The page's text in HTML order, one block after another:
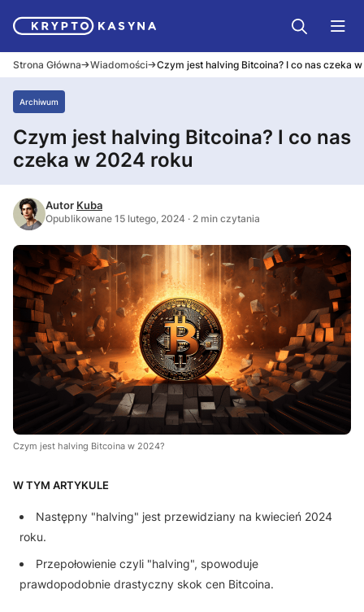
Strona Główna Wiadomości Czym jest halving Bitcoina? I co nas czeka
Archiwum
Czym jest halving Bitcoina? I co nas
czeka w 2024 roku
Autor Kuba
Opublikowane 15 lutego, 2024 · 2 min czytania
Czym jest halving Bitcoina w 2024?
W TYM ARTYKULE
Następny "halving" jest przewidziany na kwiecień 2024
roku.
Przepołowienie czyli "halving", spowoduje
prawdopodobnie drastyczny skok cen Bitcoina.